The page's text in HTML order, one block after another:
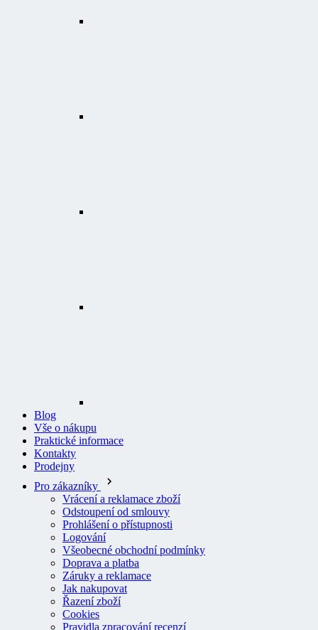
Vše o nákupu
Praktické informace
Kontakty
Prodejny
Pro zákazníky
Vrácení a reklamace zboží
Odstoupení od smlouvy
Prohlášení o přístupnosti
Logování
Všeobecné obchodní podmínky
Doprava a platba
Záruky a reklamace
Jak nakupovat
Řazení zboží
Cookies
Pravidla zpracování recenzí
Ochrana osobních údajů